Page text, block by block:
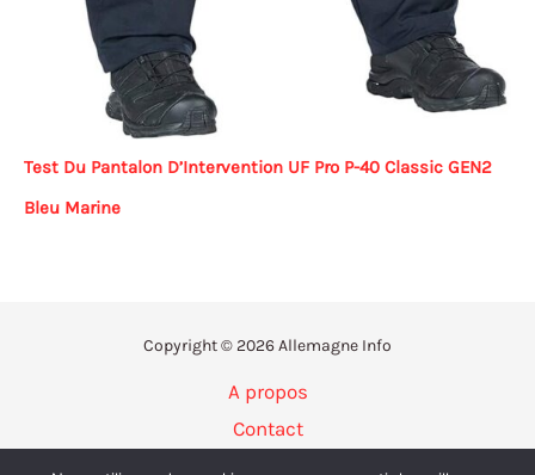
Test Du Pantalon D’Intervention UF Pro P-40 Classic GEN2
Bleu Marine
Copyright © 2026 Allemagne Info
A propos
Contact